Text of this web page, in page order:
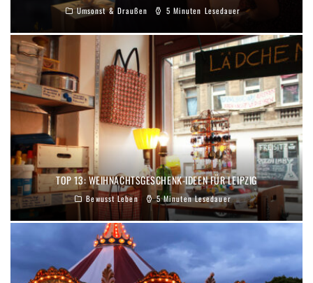
Umsonst & Draußen 5 Minuten Lesedauer
TOP 13: WEIHNACHTSGESCHENK-IDEEN FÜR LEIPZIG
Bewusst Leben 5 Minuten Lesedauer